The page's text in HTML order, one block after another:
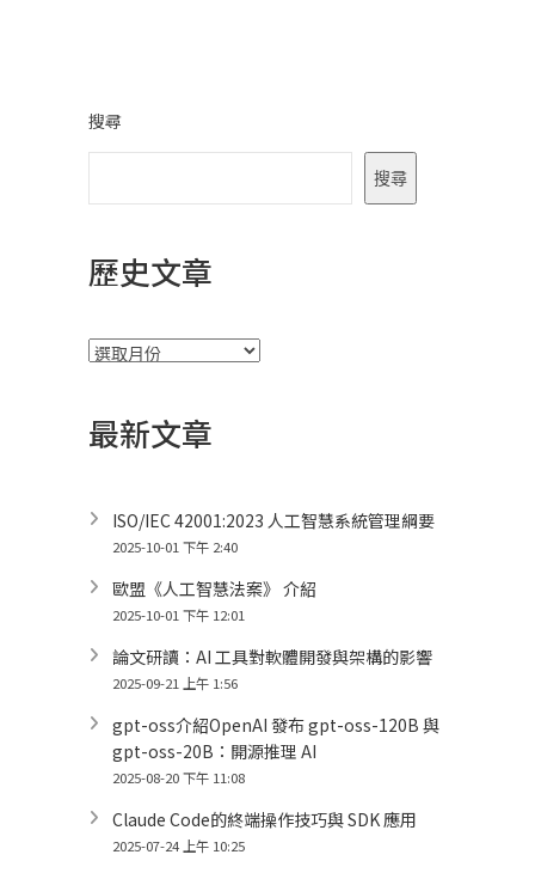
搜尋
搜尋
歷史文章
彙
最新文章
ISO/IEC 42001:2023 人工智慧系統管理綱要
2025-10-01 下午 2:40
歐盟《人工智慧法案》 介紹
2025-10-01 下午 12:01
論文研讀：AI 工具對軟體開發與架構的影響
2025-09-21 上午 1:56
gpt-oss介紹OpenAI 發布 gpt-oss-120B 與
gpt-oss-20B：開源推理 AI
2025-08-20 下午 11:08
Claude Code的終端操作技巧與 SDK 應用
2025-07-24 上午 10:25